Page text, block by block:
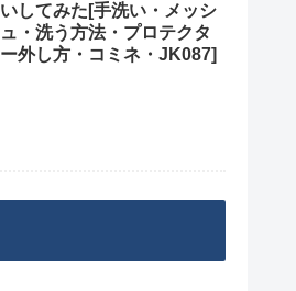
いしてみた[手洗い・メッシ
ュ・洗う方法・プロテクタ
ー外し方・コミネ・JK087]